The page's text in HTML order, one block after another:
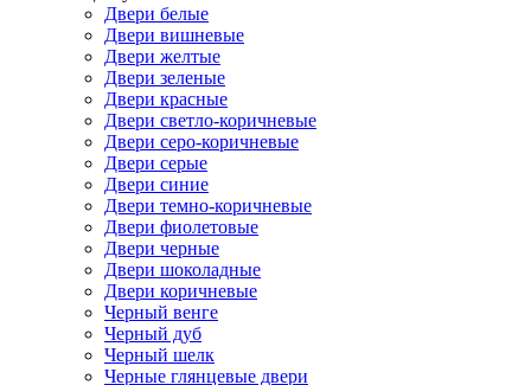
Двери белые
Двери вишневые
Двери желтые
Двери зеленые
Двери красные
Двери светло-коричневые
Двери серо-коричневые
Двери серые
Двери синие
Двери темно-коричневые
Двери фиолетовые
Двери черные
Двери шоколадные
Двери коричневые
Черный венге
Черный дуб
Черный шелк
Черные глянцевые двери